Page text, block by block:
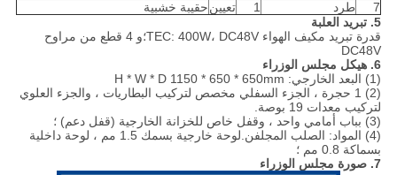
7
طرد 1 تعيينحقيبة خشبية
5. تبريد العلبة
قدرة تبريد مكيف الهواء TEC: 400W، DC48V؛و 4 قطع من مراوح
DC48V
6. هيكل مجلس الوزراء
(1) البعد الخارجي: H * W * D 1150 * 650 * 650mm
(2) 1 حجرة ، الجزء السفلي مخصص لتركيب البطاريات ، والجزء العلوي
لتركيب معدات 19 بوصة.
(3) بباب أمامي واحد ، وقفل خاص للخزانة الخارجية (قفل دعم) ؛
(4) المواد: الصلب المجلفن.لوحة خارجية بسمك 1.5 مم ، لوحة داخلية
بسماكة 0.8 مم ؛
7. صورة مجلس الوزراء